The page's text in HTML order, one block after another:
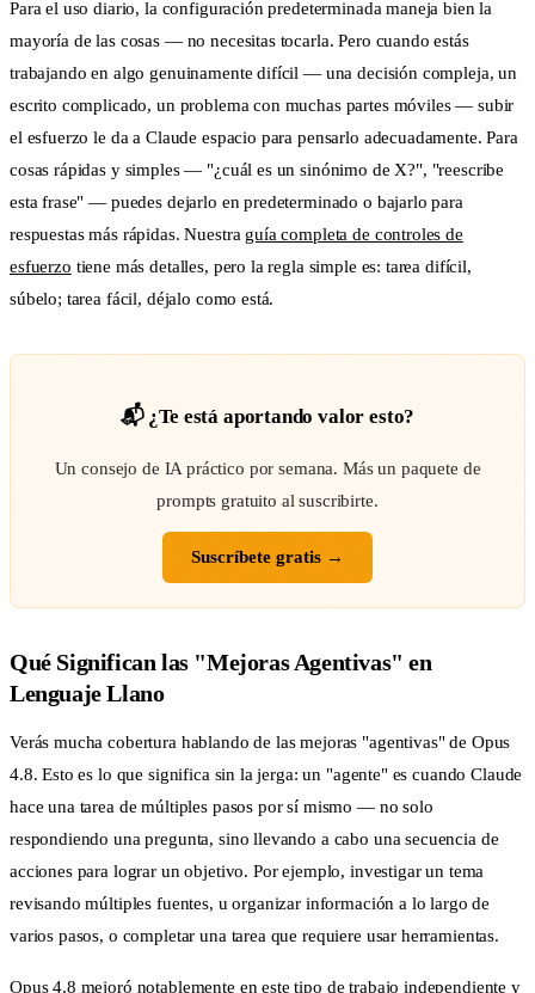
Para el uso diario, la configuración predeterminada maneja bien la
mayoría de las cosas — no necesitas tocarla. Pero cuando estás
trabajando en algo genuinamente difícil — una decisión compleja, un
escrito complicado, un problema con muchas partes móviles — subir
el esfuerzo le da a Claude espacio para pensarlo adecuadamente. Para
cosas rápidas y simples — "¿cuál es un sinónimo de X?", "reescribe
esta frase" — puedes dejarlo en predeterminado o bajarlo para
respuestas más rápidas. Nuestra guía completa de controles de
esfuerzo tiene más detalles, pero la regla simple es: tarea difícil,
súbelo; tarea fácil, déjalo como está.
📬 ¿Te está aportando valor esto?
Un consejo de IA práctico por semana. Más un paquete de
prompts gratuito al suscribirte.
Suscríbete gratis →
Qué Significan las "Mejoras Agentivas" en
Lenguaje Llano
Verás mucha cobertura hablando de las mejoras "agentivas" de Opus
4.8. Esto es lo que significa sin la jerga: un "agente" es cuando Claude
hace una tarea de múltiples pasos por sí mismo — no solo
respondiendo una pregunta, sino llevando a cabo una secuencia de
acciones para lograr un objetivo. Por ejemplo, investigar un tema
revisando múltiples fuentes, u organizar información a lo largo de
varios pasos, o completar una tarea que requiere usar herramientas.
Opus 4.8 mejoró notablemente en este tipo de trabajo independiente y